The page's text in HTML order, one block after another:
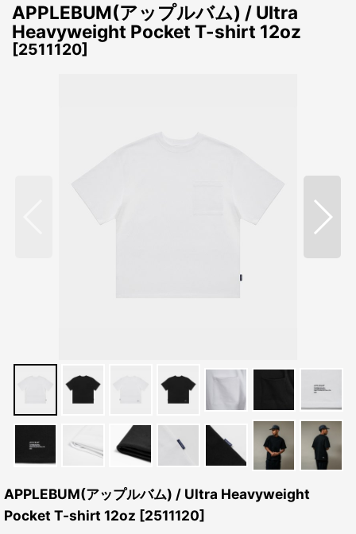
APPLEBUM(アップルバム) / Ultra
Heavyweight Pocket T-shirt 12oz
[2511120]
APPLEBUM(アップルバム) / Ultra Heavyweight
Pocket T-shirt 12oz [2511120]